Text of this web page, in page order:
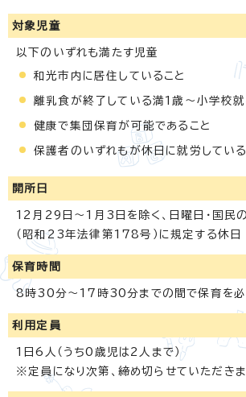
対象児童
以下のいずれも満たす児童
和光市内に居住していること
離乳食が終了している満1歳～小学校
健康で集団保育が可能であること
保護者のいずれもが休日に就労してい
開所日
12月29日～1月3日を除く、日曜日・国民
（昭和23年法律第178号）に規定する休日
保育時間
8時30分～17時30分までの間で保育を必
利用定員
1日6人（うち0歳児は2人まで）
※定員になり次第、締め切らせていただき